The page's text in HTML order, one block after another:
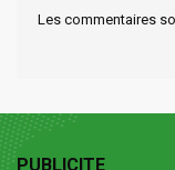
Les commentaires
PUBLICITE